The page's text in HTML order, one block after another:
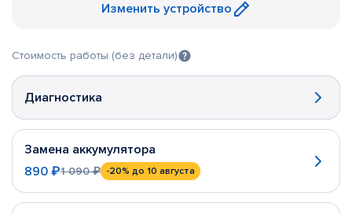
Изменить устройство
Стоимость работы (без детали)
Диагностика
Замена аккумулятора
890 ₽1 090 ₽ -20% до 10 августа